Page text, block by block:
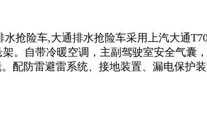
水抢险车,大通排水抢险车采用上汽大通
。
自带冷暖空调，主副驾驶室安全气囊
配防雷避雷系统、接地装置、漏电保护